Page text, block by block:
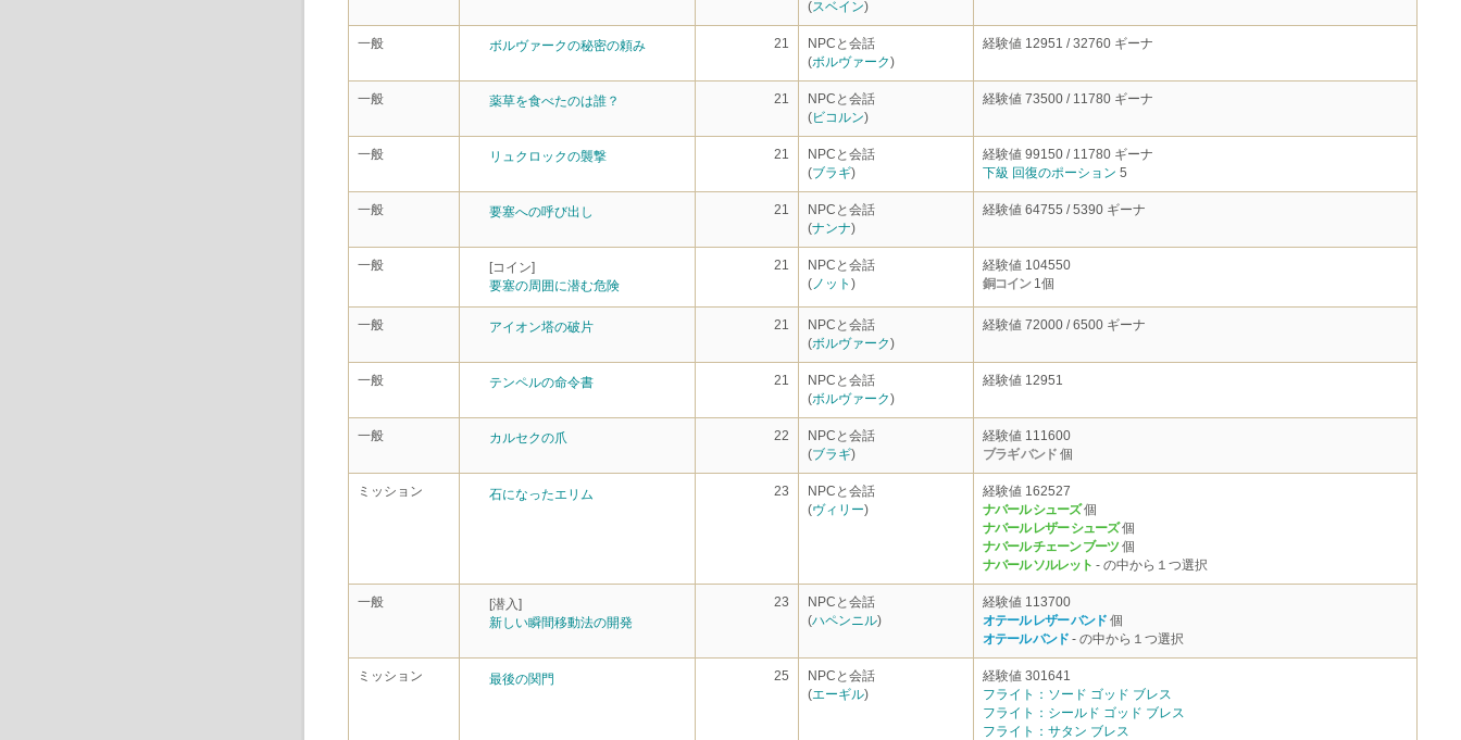
(スベイン)
一般 ボルヴァークの秘密の頼み 21
NPCと会話
(ボルヴァーク)
経験値 12951 / 32760 ギーナ
一般 薬草を食べたのは誰？ 21
NPCと会話
(ビコルン)
経験値 73500 / 11780 ギーナ
一般 リュクロックの襲撃 21
NPCと会話
(ブラギ)
経験値 99150 / 11780 ギーナ
下級 回復のポーション 5
一般 要塞への呼び出し 21
NPCと会話
(ナンナ)
経験値 64755 / 5390 ギーナ
一般
[コイン]
要塞の周囲に潜む危険
21
NPCと会話
(ノット )
経験値 104550
銅コイン1個
一般 アイオン塔の破片 21
NPCと会話
(ボルヴァーク)
経験値 72000 / 6500 ギーナ
一般 テンペルの命令書 21
NPCと会話
(ボルヴァーク)
経験値 12951
一般 カルセクの爪 22
NPCと会話
(ブラギ)
経験値 111600
ブラギ バンド 個
ミッション 石になったエリム 23
NPCと会話
(ヴィリー)
経験値 162527
ナバール シューズ個
ナバール レザー シューズ個
ナバール チェーン ブーツ 個
ナバール ソルレット - の中から１つ選択
一般
[潜入]
新しい瞬間移動法の開発
23
NPCと会話
(ハペンニル)
経験値 113700
オテール レザー バンド 個
オテール バンド - の中から１つ選択
ミッション 最後の関門 25
NPCと会話
(エーギル)
経験値 301641
フライト：ソード ゴッド ブレス
フライト：シールド ゴッド ブレス
フライト：サタン ブレス